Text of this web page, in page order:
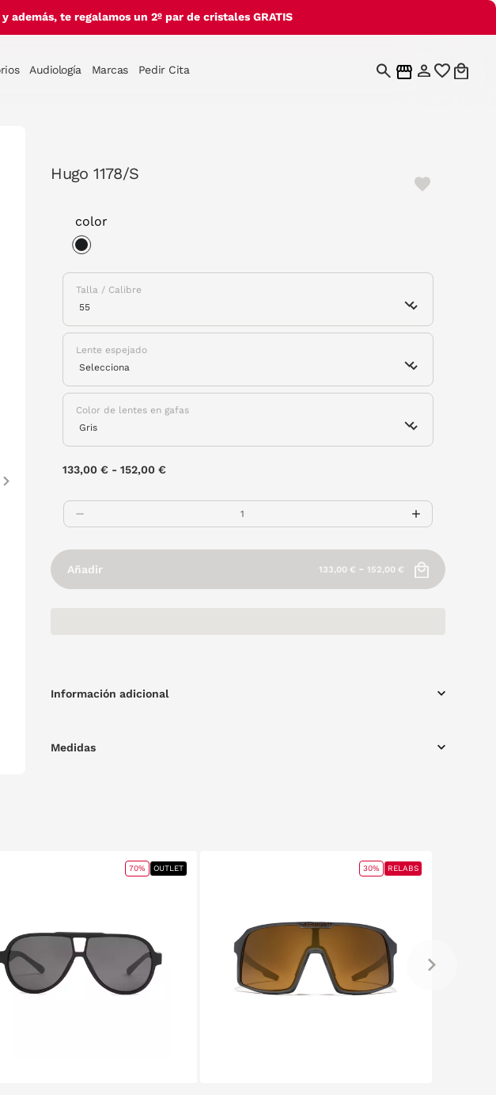
te regalamos un 2º par de cristales GRATIS
Audiología Marcas Pedir Cita
Hugo 1178/S
color
Talla / Calibre
Lente espejado
Color de lentes en gafas
133,00 € -152,00 €
Añadir 133,00 € - 152,00 €
Información adicional
Medidas
70% OUTLET 30% RELABS